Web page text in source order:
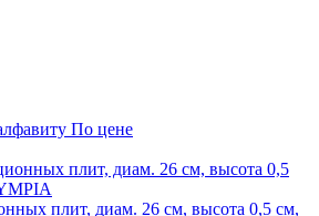
По цене
плит, диам. 26 см, высота 0,5 см,